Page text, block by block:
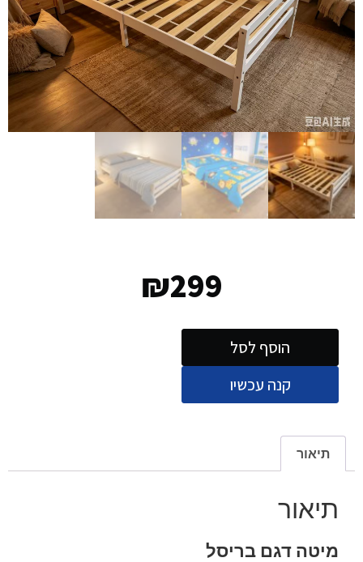
₪299
הוסף לסל
קנה עכשיו
תיאור
תיאור
מיטה דגם בריסל